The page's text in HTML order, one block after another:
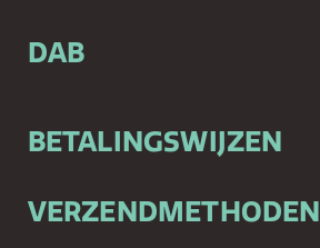
DAB
BETALINGSWIJZEN
VERZENDMETHODEN